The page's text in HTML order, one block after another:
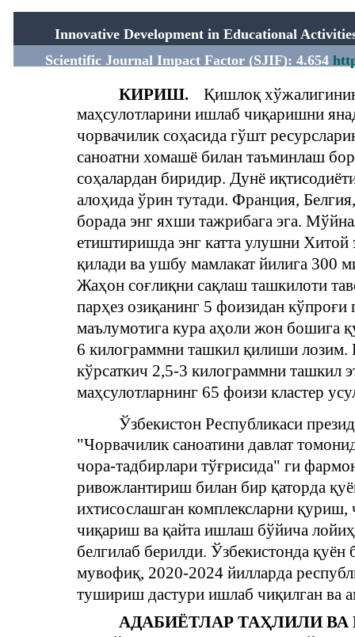
Innovative Development in Educational
Scientific Journal Impact Factor (SJIF): 4.654
КИРИШ.
Қишлоқ
маҳсулотларини ишлаб чиқаришни
чорвачилик соҳасида гўшт
саноатни хомашё билан таъминлаш
соҳалардан биридир. Дунё
алоҳида ўрин тутади. Франция,
борада энг яхши тажрибага эга.
етиштиришда энг катта улушни Хитой
қилади ва ушбу мамлакат йилига 300
Жаҳон соғлиқни сақлаш ташкилоти
парҳез озиқанинг 5 фоизидан
маълумотига кура аҳоли жон бошига
6 килограммни ташкил қилиши лозим.
кўрсаткич 2,5-3 килограммни ташкил
маҳсулотларнинг 65 фоизи кластер
Ўзбекистон Республикаси
"Чорвачилик саноатини давлат
чора-тадбирлари тўғрисида" ги
ривожлантириш билан бир қаторда
ихтисослашган комплексларни
чиқариш ва қайта ишлаш бўйича
белгилаб берилди. Ўзбекистонда
мувофиқ, 2020-2024 йилларда
тушириш дастури ишлаб чиқилган ва
АДАБИЁТЛАР ТАҲЛИЛИ